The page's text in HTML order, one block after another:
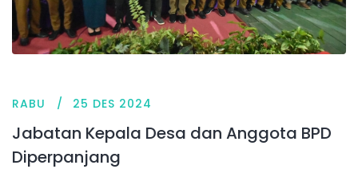
RABU 25 DES 2024
Jabatan Kepala Desa dan Anggota BPD
Diperpanjang